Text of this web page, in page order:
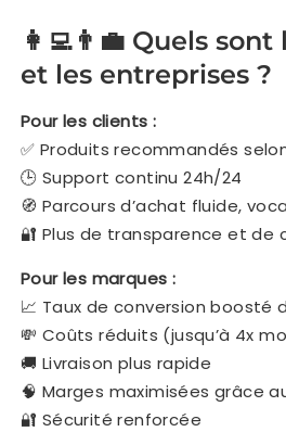
👩‍💻👨‍💼 Quels
et les entreprises ?
Pour les clients :
✅ Produits recommandés
🕒 Support continu 24h/24
🧭 Parcours d’achat fluide,
🔐 Plus de transparence et de
Pour les marques :
📈 Taux de conversion boosté
💸 Coûts réduits (jusqu’à 4x
🚚 Livraison plus rapide
🧠 Marges maximisées grâce
🔐 Sécurité renforcée